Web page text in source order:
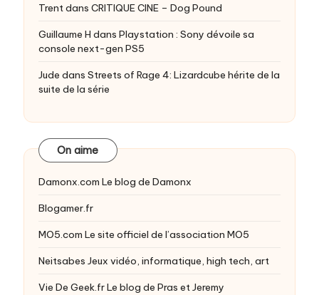
Trentdans CRITIQUE CINE – Dog Pound
Guillaume H dans Playstation : Sony dévoile sa
console next-gen PS5
Jude dans Streets of Rage 4: Lizardcube hérite de la
suite de la série
On aime
Damonx.com Le blog de Damonx
Blogamer.fr
MO5.com Le site officiel de l’association MO5
Neitsabes Jeux vidéo, informatique, high tech, art
Vie De Geek.frLe blog de Pras et Jeremy